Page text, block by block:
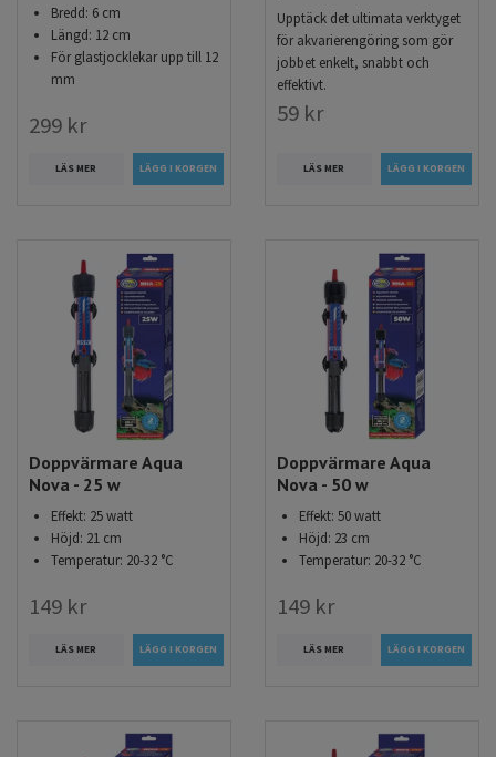
Bredd: 6 cm
Längd: 12 cm
För glastjocklekar upp till 12
mm
299 kr
LÄS MER
Upptäck det ultimata verktyget
för akvarierengöring som gör
jobbet enkelt, snabbt och
effektivt.
59 kr
LÄS MER
Doppvärmare Aqua
Nova - 25 w
Effekt: 25 watt
Höjd: 21 cm
Temperatur: 20-32 °C
149 kr
LÄS MER
Doppvärmare Aqua
Nova - 50 w
Effekt: 50 watt
Höjd: 23 cm
Temperatur: 20-32 °C
149 kr
LÄS MER